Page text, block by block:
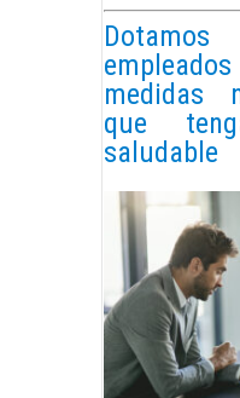
medidas
que
saludable